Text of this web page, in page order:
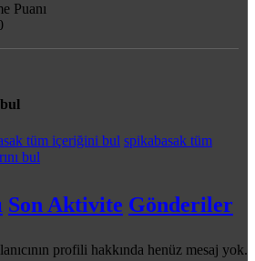
Puanı
tüm içeriğini bul spikabasak tüm
bul
Son Aktivite Gönderiler
profili hakkında henüz mesaj yok.